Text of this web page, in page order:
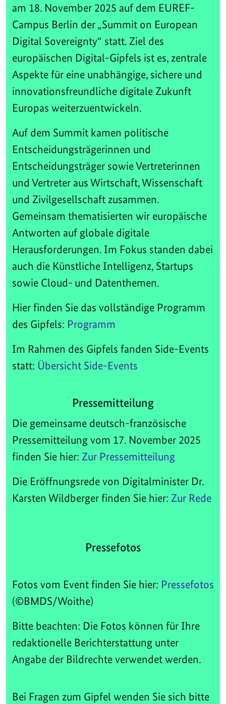
am 18. November 2025 auf dem EUREF-
Campus Berlin der „Summit on European
Digital Sovereignty“ statt. Ziel des
europäischen Digital-Gipfels ist es, zentrale
Aspekte für eine unabhängige, sichere und
innovationsfreundliche digitale Zukunft
Europas weiterzuentwickeln.
Auf dem Summit kamen politische
Entscheidungsträgerinnen und
Entscheidungsträger sowie Vertreterinnen
und Vertreter aus Wirtschaft, Wissenschaft
und Zivilgesellschaft zusammen.
Gemeinsam thematisierten wir europäische
Antworten auf globale digitale
Herausforderungen. Im Fokus standen dabei
auch die Künstliche Intelligenz, Startups
sowie Cloud- und Datenthemen.
Hier finden Sie das vollständige Programm
des Gipfels: Programm
Im Rahmen des Gipfels fanden Side-Events
statt: Übersicht Side-Events
Pressemitteilung
Die gemeinsame deutsch-französische
Pressemitteilung vom 17. November 2025
finden Sie hier: Zur Pressemitteilung
Die Eröffnungsrede von Digitalminister Dr.
Karsten Wildberger finden Sie hier: Zur Rede
Pressefotos
Fotos vom Event finden Sie hier: Pressefotos
(©BMDS/Woithe)
Bitte beachten: Die Fotos können für Ihre
redaktionelle Berichterstattung unter
Angabe der Bildrechte verwendet werden.
Bei Fragen zum Gipfel wenden Sie sich bitte